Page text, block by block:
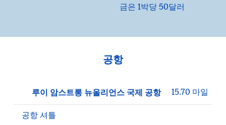
금은 1박당 50달러
공항
루이 암스트롱 뉴올리언스 국제 공항 15.70 마일
공항 셔틀